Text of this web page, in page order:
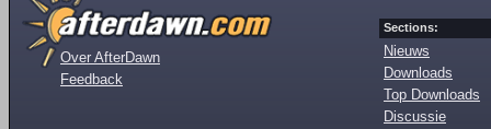
Over AfterDawn
Feedback
Sections:
Nieuws
Downloads
Top Downloads
Discussie